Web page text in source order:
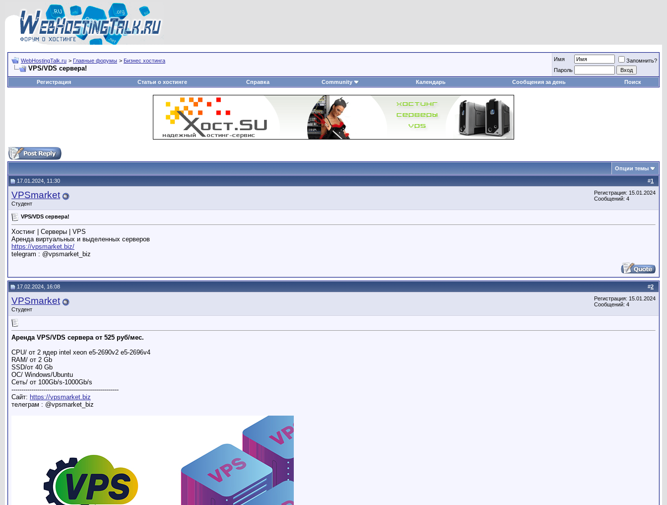
WebHostingTalk.ru > Главные форумы > Бизнес хостинга
VPS/VDS сервера!
Имя
Запомнить?
Пароль
Регистрация
Статьи о хостинге Справка Community Календарь Сообщения за день Поиск
Опции темы
#1
17.01.2024, 11:30
VPSmarket
Студент
Регистрация: 15.01.2024
Сообщений: 4
VPS/VDS сервера!
Хостинг | Серверы | VPS
Аренда виртуальных и выделенных серверов
https://vpsmarket.biz/
telegram : @vpsmarket_biz
#2
17.02.2024, 16:08
VPSmarket
Студент
Регистрация: 15.01.2024
Сообщений: 4
Аренда VPS/VDS сервера от 525 руб/мес.
CPU/ от 2 ядер intel xeon e5-2690v2 e5-2696v4
RAM/ от 2 Gb
SSD/от 40 Gb
ОС/ Windows/Ubuntu
Сеть/ от 100Gb/s-1000Gb/s
------------------------------------------------------
Сайт: https://vpsmarket.biz
телеграм : @vpsmarket_biz